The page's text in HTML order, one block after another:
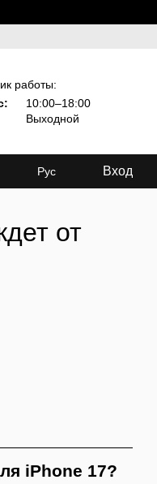
работы:
10:00–18:00
Выходной
Рус Вход
от
iPhone 17?